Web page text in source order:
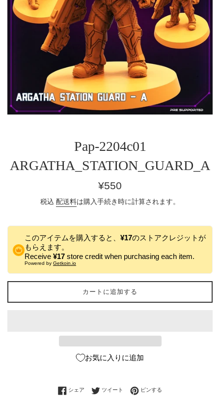
Pap-2204c01
ARGATHA_STATION_GUARD_A
通
価
¥550
税込 配送料は購入手続き時に計算されます。
このアイテムを購入すると、 ¥17のストアクレジットが
もらえます。
Receive ¥17 store credit when purchasing each item.
Powered by Getkoin.io
カートに追加する
お気に入りに追加
シェア Facebookでシェアする
ツイート Twitterに投稿する
ピンする